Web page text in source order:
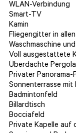
WLAN-Verbindung
Smart-TV
Kamin
Fliegengitter in
Waschmaschine
Voll ausgestattete
Überdachte
Privater Panorama-
Sonnenterrasse mit
Badmintonfeld
Billardtisch
Bocciafeld
Private Kapelle auf